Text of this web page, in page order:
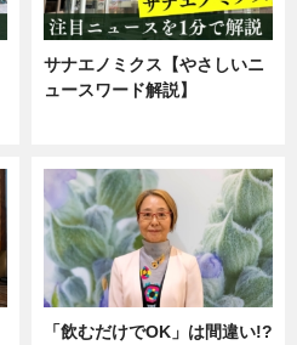
サナエノミクス【やさしいニ
ュースワード解説】
「飲むだけでOK」は間違い!?